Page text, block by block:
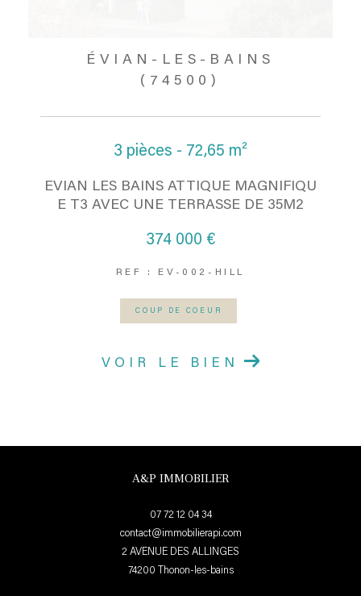
ÉVIAN-LES-BAINS
(74500)
3 pièces - 72,65 m²
EVIAN LES BAINS ATTIQUE MAGNIFIQU
E T3 AVEC UNE TERRASSE DE 35M2
374 000 €
REF : EV-002-HILL
COUP DE COEUR
VOIR LE BIEN
A&P IMMOBILIER
07 72 12 04 34
contact@immobilierapi.com
2 AVENUE DES ALLINGES
74200
thonon-les-bains